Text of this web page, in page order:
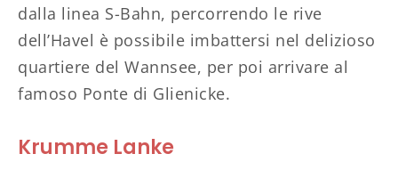
dalla linea S-Bahn, percorrendo le rive
dell’Havel è possibile imbattersi nel delizioso
quartiere del Wannsee, per poi arrivare al
famoso Ponte di Glienicke.
Krumme Lanke